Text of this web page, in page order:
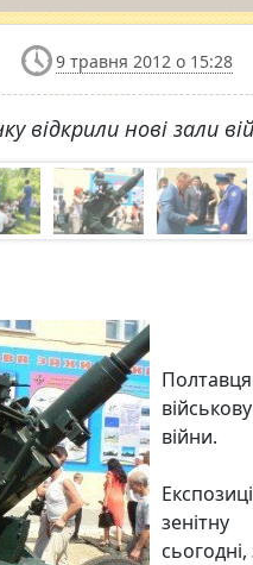
9 травня 2012 о 15:28
відкрили нові зали
війни.